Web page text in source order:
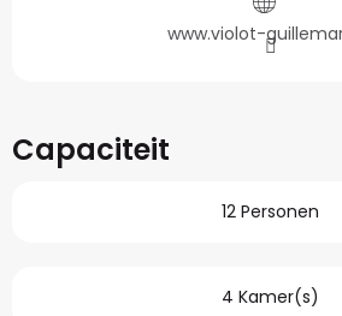
www.violot-
Capaciteit
12 Personen
4 Kamer(s)